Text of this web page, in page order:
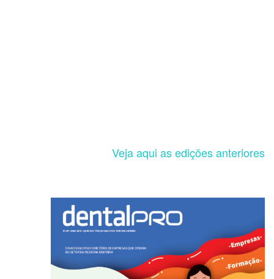
Veja aqui as edições anteriores